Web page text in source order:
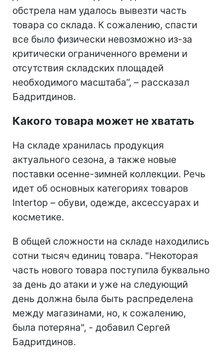
обстрела нам удалось вывезти часть
товара со склада. К сожалению, спасти
все было физически невозможно из-за
критически ограниченного времени и
отсутствия складских площадей
необходимого масштаба”, – рассказал
Бадритдинов.
Какого товара может не хватать
На складе хранилась продукция
актуального сезона, а также новые
поставки осенне-зимней коллекции. Речь
идет об основных категориях товаров
Intertop – обуви, одежде, аксессуарах и
косметике.
В общей сложности на складе находились
сотни тысяч единиц товара. "Некоторая
часть нового товара поступила буквально
за день до атаки и уже на следующий
день должна была быть распределена
между магазинами, но, к сожалению,
была потеряна", - добавил Сергей
Бадритдинов.